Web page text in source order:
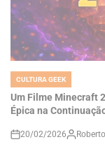
POSTED
IN
CULTURA GEEK
Um Filme Minecraft
Épica na
on
20/02/2026